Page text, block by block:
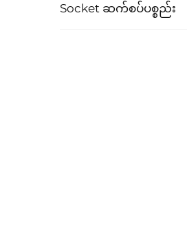
Socket ဆက်စပ်ပစ္စည်း